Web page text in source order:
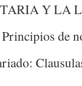
Y LA
de